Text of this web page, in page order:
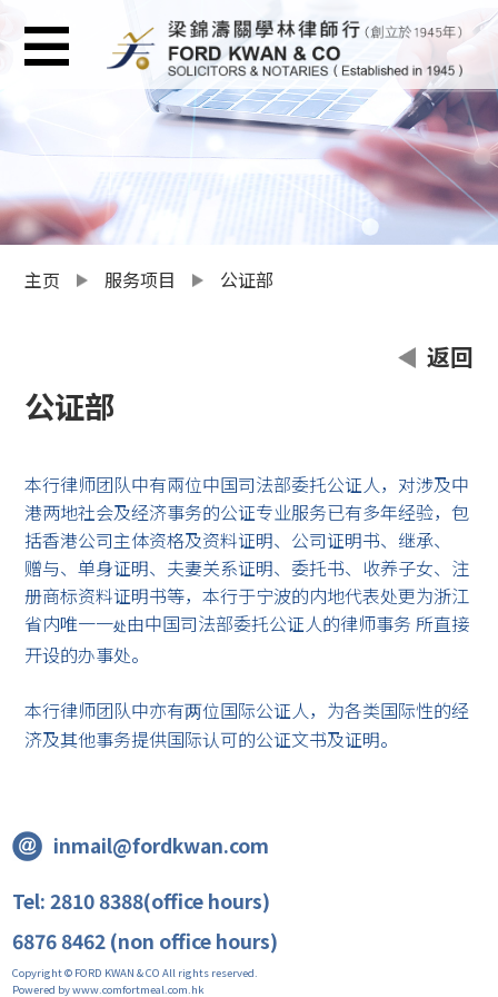
主页 服务项目 公证部
返回
公证部
本行律师团队中有兩位中国司法部委托公证人，对涉及中
港两地社会及经济事务的公证专业服务已有多年经验，包
括香港公司主体资格及资料证明、公司证明书、继承、
赠与、单身证明、夫妻关系证明、委托书、收养子女、注
册商标资料证明书等，本行于宁波的内地代表处更为浙江
省内唯一一处由中国司法部委托公证人的律师事务 所直接
开设的办事处。
本行律师团队中亦有两位国际公证人，为各类国际性的经
济及其他事务提供国际认可的公证文书及证明。
inmail@fordkwan.com
Tel: 2810 8388(office hours)
6876 8462 (non office hours)
Copyright © FORD KWAN & CO All rights reserved.
Powered by www.comfortmeal.com.hk